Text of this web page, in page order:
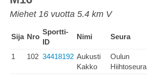
Miehet 16 vuotta 5.4 km V
Sija Nro
Sportti-
ID
Nimi Seura
1 102 34418192 Aukusti
Kakko
Oulun
Hiihtoseura